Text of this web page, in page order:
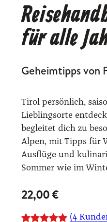
für alle
Geheimtipps von
Tirol persönlich,
Lieblingsorte
begleitet dich zu
Alpen, mit Tipps für
Ausflüge und
Sommer wie im
22,00€
(4